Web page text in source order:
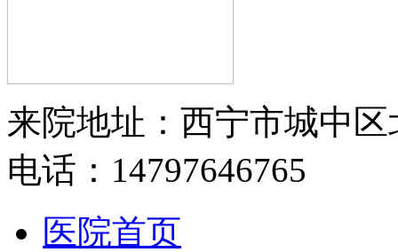
来院地址：西宁市城中区
电话：14797646765
医院首页